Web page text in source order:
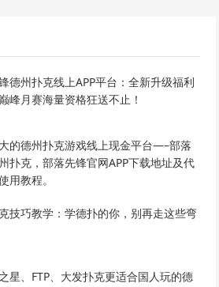
德州扑克线上APP平台：全新升级福利
峰月赛海量资格狂送不止！
的德州扑克游戏线上现金平台—–部落
扑克，部落先锋官网APP下载地址及代
用教程。
技巧教学：学德扑的你，别再走这些弯
星、FTP、大发扑克更适合国人玩的德